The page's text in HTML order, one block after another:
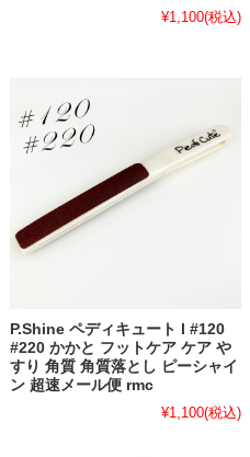
¥1,100(税込)
P.Shine ペディキュート l #120
#220 かかと フットケア ケア や
すり 角質 角質落とし ピーシャイ
ン 超速メール便 rmc
¥1,100(税込)